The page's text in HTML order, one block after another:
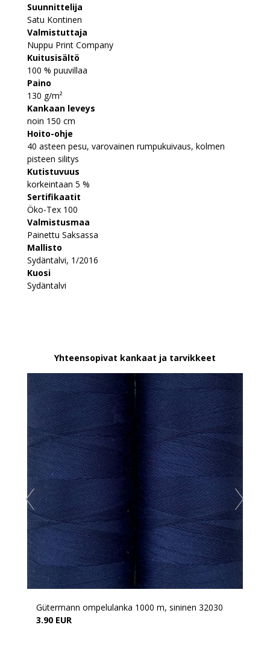
Suunnittelija
Satu Kontinen
Valmistuttaja
Nuppu Print Company
Kuitusisältö
100 % puuvillaa
Paino
130 g/m²
Kankaan leveys
noin 150 cm
Hoito-ohje
40 asteen pesu, varovainen rumpukuivaus, kolmen
pisteen silitys
Kutistuvuus
korkeintaan 5 %
Sertifikaatit
Öko-Tex 100
Valmistusmaa
Painettu Saksassa
Mallisto
Sydäntalvi, 1/2016
Kuosi
Sydäntalvi
Yhteensopivat kankaat ja tarvikkeet
Gütermann ompelulanka 1000 m, sininen 32030
3.90 EUR